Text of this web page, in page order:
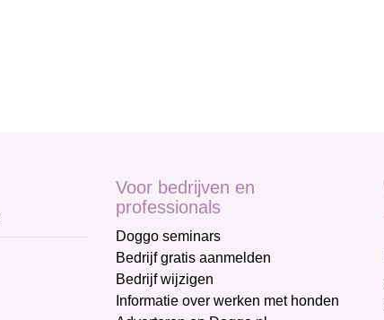
Voor bedrijven en
professionals
Doggo seminars
Bedrijf gratis aanmelden
Bedrijf wijzigen
Informatie over werken met honden